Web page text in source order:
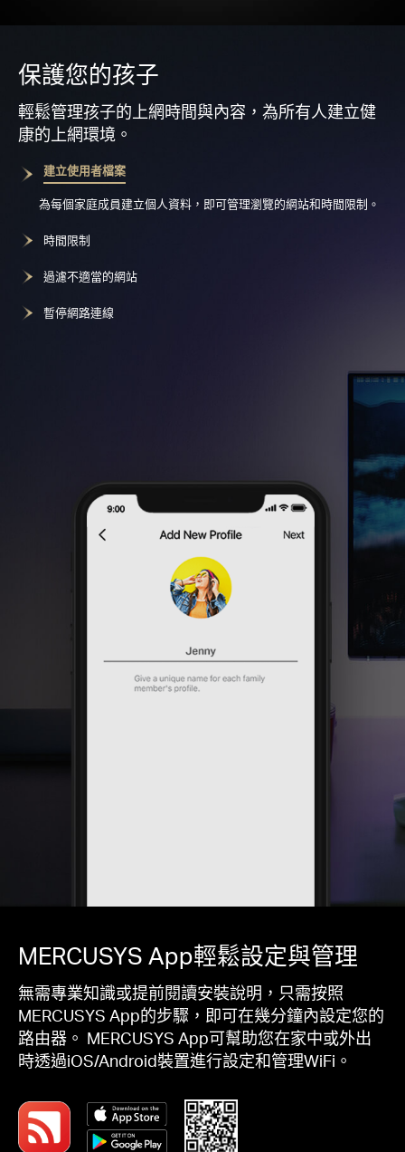
保護您的孩子
輕鬆管理孩子的上網時間與內容，為所有人建立健
康的上網環境。
建立使用者檔案
為每個家庭成員建立個人資料，即可管理瀏覽的網站和時間限制。
時間限制
過濾不適當的網站
暫停網路連線
MERCUSYS App輕鬆設定與管理
無需專業知識或提前閱讀安裝說明，只需按照
MERCUSYS App的步驟，即可在幾分鐘內設定您的
路由器。 MERCUSYS App可幫助您在家中或外出
時透過iOS/Android裝置進行設定和管理WiFi。